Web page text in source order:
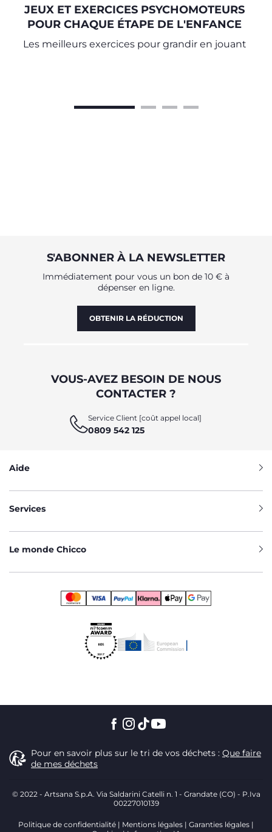
JEUX ET EXERCICES PSYCHOMOTEURS
POUR CHAQUE ÉTAPE DE L'ENFANCE
Les meilleurs exercices pour grandir en jouant
S'ABONNER À LA NEWSLETTER
Immédiatement pour vous un bon de 10 € à
dépenser en ligne.
OBTENIR LA RÉDUCTION
VOUS-AVEZ BESOIN DE NOUS
CONTACTER ?
Service Client [coût appel local]
0809 542 125
Aide
Services
Le monde Chicco
Pour en savoir plus sur le tri de vos déchets : Que faire
de mes déchets
© 2022 - Artsana S.p.A. Via Saldarini Catelli n. 1 - Grandate (CO) - P.Iva
00227010139
Politique de confidentialité Mentions légales
Garanties légales